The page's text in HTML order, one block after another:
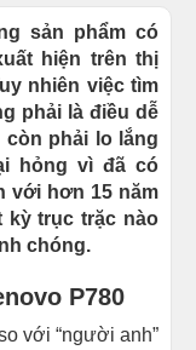
sản phẩm có
hiện trên thị
nhiên việc tìm
phải là điều dễ
phải lo lắng
hỏng vì đã có
với hơn 15 năm
kỳ trục trặc nào
chóng.
P780
với “người anh”